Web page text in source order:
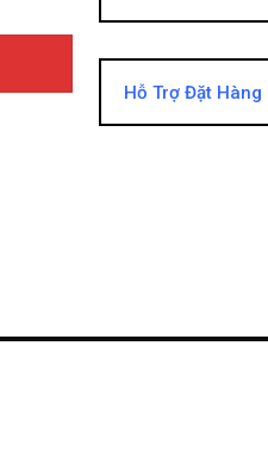
Hỗ Trợ Đặt Hàng